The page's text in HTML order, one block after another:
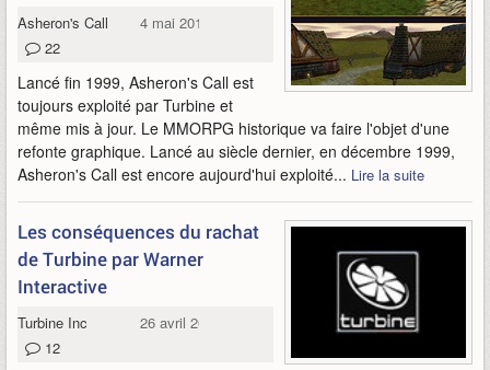
Asheron's Call
4 mai 2010
22
Lancé fin 1999, Asheron's Call est
toujours exploité par Turbine et
même mis à jour. Le MMORPG historique va faire l'objet d'une
refonte graphique. Lancé au siècle dernier, en décembre 1999,
Asheron's Call est encore aujourd'hui exploité... Lire la suite
Les conséquences du rachat
de Turbine par Warner
Interactive
Turbine Inc
26 avril 2010
12